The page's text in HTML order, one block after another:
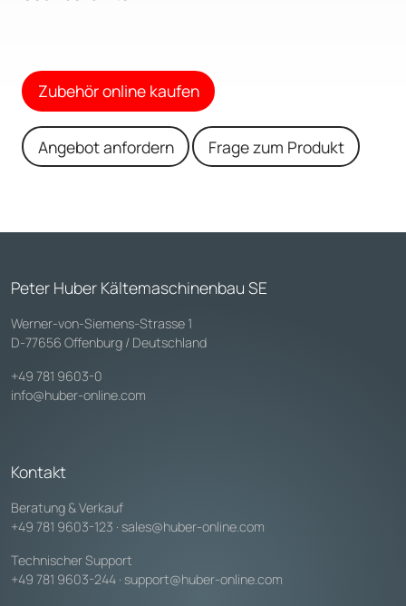
Zubehör online kaufen
Angebot anfordern Frage zum Produkt
Peter Huber Kältemaschinenbau SE
Werner-von-Siemens-Strasse 1
D-77656 Offenburg / Deutschland
+49 781 9603-0
info@huber-online.com
Kontakt
Beratung & Verkauf
+49 781 9603-123 · sales@huber-online.com
Technischer Support
+49 781 9603-244 · support@huber-online.com